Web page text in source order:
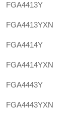
FGA4413Y
FGA4413YXN
FGA4414Y
FGA4414YXN
FGA4443Y
FGA4443YXN